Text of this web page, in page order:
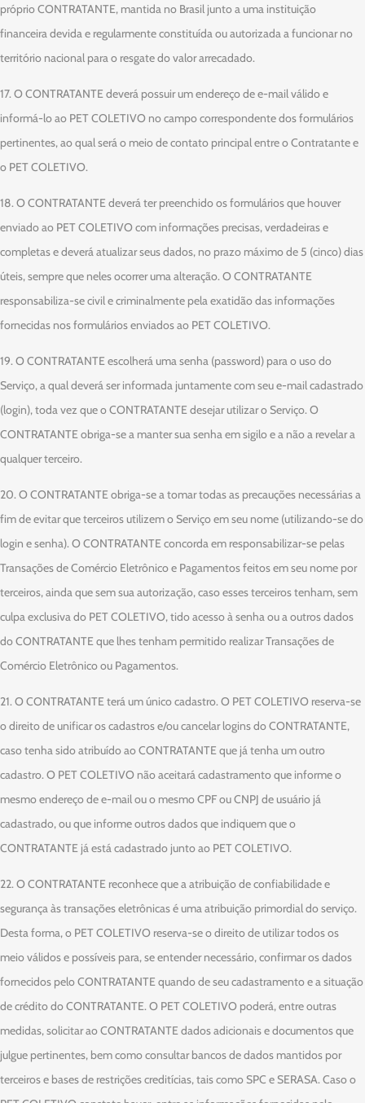
próprio CONTRATANTE, mantida no Brasil junto a uma instituição
financeira devida e regularmente constituída ou autorizada a funcionar no
território nacional para o resgate do valor arrecadado.
17. O CONTRATANTE deverá possuir um endereço de e-mail válido e
informá-lo ao PET COLETIVO no campo correspondente dos formulários
pertinentes, ao qual será o meio de contato principal entre o Contratante e
o PET COLETIVO.
18. O CONTRATANTE deverá ter preenchido os formulários que houver
enviado ao PET COLETIVO com informações precisas, verdadeiras e
completas e deverá atualizar seus dados, no prazo máximo de 5 (cinco) dias
úteis, sempre que neles ocorrer uma alteração. O CONTRATANTE
responsabiliza-se civil e criminalmente pela exatidão das informações
fornecidas nos formulários enviados ao PET COLETIVO.
19. O CONTRATANTE escolherá uma senha (password) para o uso do
Serviço, a qual deverá ser informada juntamente com seu e-mail cadastrado
(login), toda vez que o CONTRATANTE desejar utilizar o Serviço. O
CONTRATANTE obriga-se a manter sua senha em sigilo e a não a revelar a
qualquer terceiro.
20. O CONTRATANTE obriga-se a tomar todas as precauções necessárias a
fim de evitar que terceiros utilizem o Serviço em seu nome (utilizando-se do
login e senha). O CONTRATANTE concorda em responsabilizar-se pelas
Transações de Comércio Eletrônico e Pagamentos feitos em seu nome por
terceiros, ainda que sem sua autorização, caso esses terceiros tenham, sem
culpa exclusiva do PET COLETIVO, tido acesso à senha ou a outros dados
do CONTRATANTE que lhes tenham permitido realizar Transações de
Comércio Eletrônico ou Pagamentos.
21. O CONTRATANTE terá um único cadastro. O PET COLETIVO reserva-se
o direito de unificar os cadastros e/ou cancelar logins do CONTRATANTE,
caso tenha sido atribuído ao CONTRATANTE que já tenha um outro
cadastro. O PET COLETIVO não aceitará cadastramento que informe o
mesmo endereço de e-mail ou o mesmo CPF ou CNPJ de usuário já
cadastrado, ou que informe outros dados que indiquem que o
CONTRATANTE já está cadastrado junto ao PET COLETIVO.
22. O CONTRATANTE reconhece que a atribuição de confiabilidade e
segurança às transações eletrônicas é uma atribuição primordial do serviço.
Desta forma, o PET COLETIVO reserva-se o direito de utilizar todos os
meio válidos e possíveis para, se entender necessário, confirmar os dados
fornecidos pelo CONTRATANTE quando de seu cadastramento e a situação
de crédito do CONTRATANTE. O PET COLETIVO poderá, entre outras
medidas, solicitar ao CONTRATANTE dados adicionais e documentos que
julgue pertinentes, bem como consultar bancos de dados mantidos por
terceiros e bases de restrições creditícias, tais como SPC e SERASA. Caso o